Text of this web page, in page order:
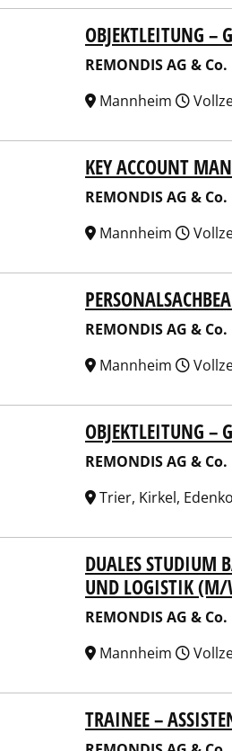
AG & Co. KG
OBJEKTLEITUNG –
REMONDIS AG & Co.
Mannheim
AG & Co. KG
KEY ACCOUNT
REMONDIS AG & Co.
Mannheim
AG & Co. KG
REMONDIS AG & Co.
Mannheim
AG & Co. KG
OBJEKTLEITUNG
REMONDIS AG & Co.
Trier, Kirkel,
AG & Co. KGDUALES STUDIUM
UND LOGISTIK
REMONDIS AG & Co.
Mannheim
AG & Co. KG
TRAINEE –